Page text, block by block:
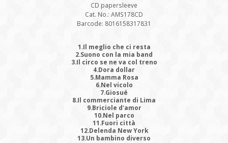
CD papersleeve
Cat. No.: AMS178CD
Barcode: 8016158317831
1.Il meglio che ci resta
2.Suono con la mia band
3.Il circo se ne va col treno
4.Dora dollar
5.Mamma Rosa
6.Nel vicolo
7.Giosué
8.Il commerciante di Lima
9.Briciole d'amor
10.Nel parco
11.Fuori città
12.Delenda New York
13.Un bambino diverso